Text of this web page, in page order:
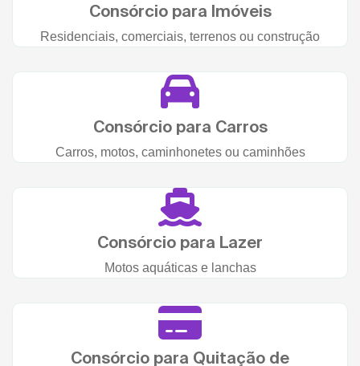
Consórcio para Imóveis
Residenciais, comerciais, terrenos ou construção
Consórcio para Carros
Carros, motos, caminhonetes ou caminhões
Consórcio para Lazer
Motos aquáticas e lanchas
Consórcio para Quitação de